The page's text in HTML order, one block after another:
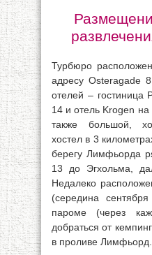
Турбюро
адресу Osteragade
отелей – гостиница
14 и отель Krogen
также большой,
хостел в 3
берегу Лимфьорда
13 до Эгхольма,
Недалеко
(середина
пароме (через
добраться от
в проливе Лимфьорд.